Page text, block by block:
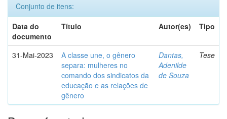
Conjunto de itens:
Data do
documento
Título Autor(es) Tipo
31-Mai-2023
A classe une, o gênero
separa: mulheres no
comando dos sindicatos da
educação e as relações de
gênero
Dantas,
Adenilde
de Souza
Tese